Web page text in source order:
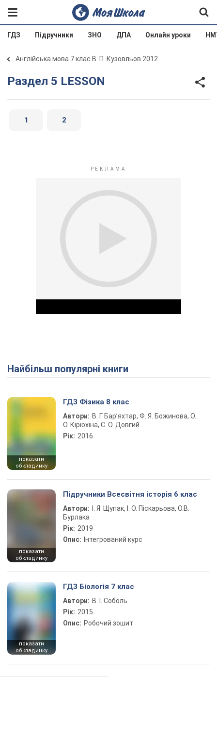
ГДЗ Підручники ЗНО ДПА Онлайн уроки
Англійська мова 7 клас В. П. Кузовльов 2012
Раздел 5 LESSON
1 2
Play Video
Найбільш популярні книги
показати
обкладинку
ГДЗ Фізика 8 клас
Автори: В. Г. Бар’яхтар, Ф. Я. Божинова, О.
О. Кірюхіна, С. О. Довгий
Рік: 2016
показати
обкладинку
Підручники Всесвітня історія 6 клас
Автори:
І. Я. Щупак, І. О. Піскарьова, О.В.
Бурлака
Рік: 2019
Опис: Інтегрований курс
показати
обкладинку
ГДЗ Біологія 7 клас
Автори: В. І. Соболь
Рік: 2015
Опис: Робочий зошит